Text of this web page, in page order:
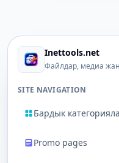
Inettools.net
Файлдар, медиа
SITE NAVIGATION
Бардык
Promo pages